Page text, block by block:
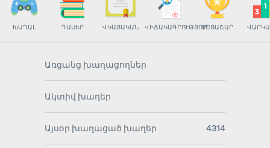
ԽԱՂԱԼ ԴԱՍԵՐ ՎԿԱՅԱԿԱՆ ՎԻՃԱԿԱԳՐՈՒԹՅՈՒՆՄՐՑԱՇԱՐ
Առցանց խաղացողներ
Ակտիվ խաղեր
Այսօր խաղացած խաղեր 4314